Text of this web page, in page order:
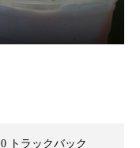
0 トラックバック